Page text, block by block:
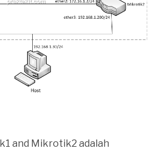
and Mikrotik2 adalah